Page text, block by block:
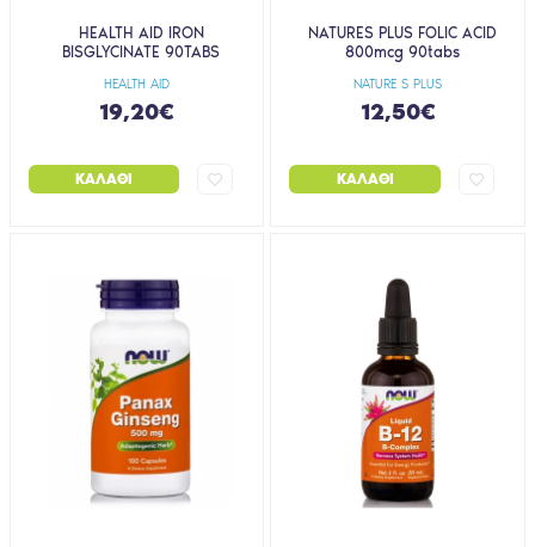
HEALTH AID
HEALTH AID IRON
BISGLYCINATE 90TABS
19,20€
ΚΑΛΆΘΙ
NATURE S PLUS
NATURES PLUS FOLIC ACID
800mcg 90tabs
12,50€
ΚΑΛΆΘΙ